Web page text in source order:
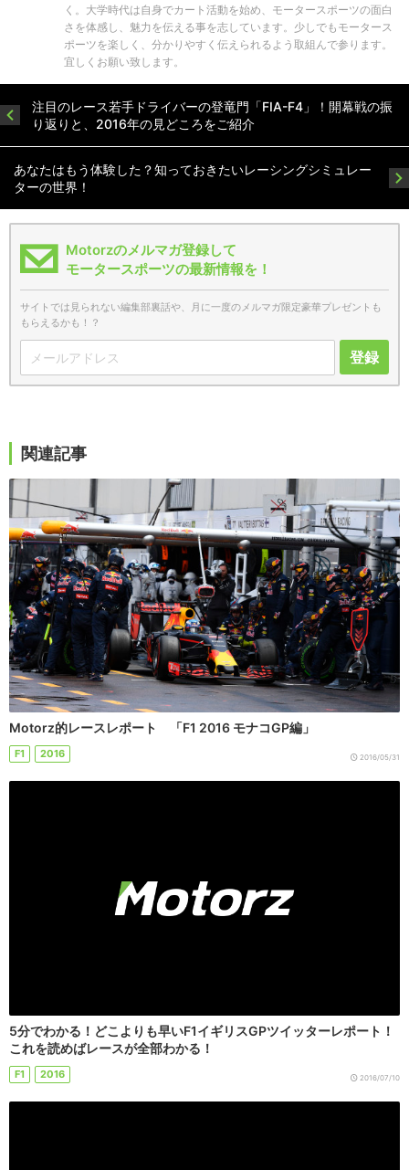
く。大学時代は自身でカート活動を始め、モータースポーツの面白
さを体感し、魅力を伝える事を志しています。少しでもモータース
ポーツを楽しく、分かりやすく伝えられるよう取組んで参ります。
宜しくお願い致します。
注目のレース若手ドライバーの登竜門「FIA-F4」！開幕戦の振
り返りと、2016年の見どころをご紹介
あなたはもう体験した？知っておきたいレーシングシミュレー
ターの世界！
Motorzのメルマガ登録して
モータースポーツの最新情報を！
サイトでは見られない編集部裏話や、月に一度のメルマガ限定豪華プレゼントも
もらえるかも！？
登録
関連記事
Motorz的レースレポート 「F1 2016 モナコGP編」
F1 2016 2016/05/31
5分でわかる！どこよりも早いF1イギリスGPツイッターレポート！
これを読めばレースが全部わかる！
F1 2016 2016/07/10